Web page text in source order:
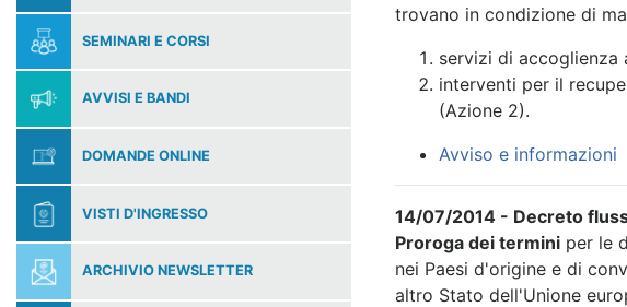
SEMINARI E CORSI
AVVISI E BANDI
DOMANDE ONLINE
VISTI D'INGRESSO
ARCHIVIO NEWSLETTER
trovano in condizione di
servizi di accoglienza
interventi per il
(Azione 2).
Avviso e informazioni
14/07/2014 - Decreto
Proroga dei termini per le
nei Paesi d'origine e di
altro Stato dell'Unione